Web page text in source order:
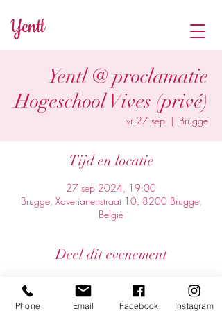
Yentl
Yentl @ proclamatie
Hogeschool Vives (privé)
vr 27 sep
  |
Brugge
Tijd en locatie
27 sep 2024, 19:00
Brugge, Xaverianenstraat 10, 8200 Brugge,
België
Deel dit evenement
Phone Email Facebook Instagram